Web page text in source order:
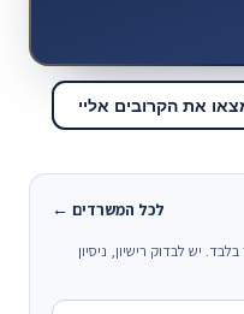
את הקרובים אליי
לכל המשרדים ←
יש לבדוק רישיון, ניסיון